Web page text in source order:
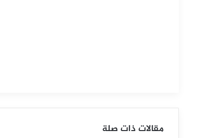
ل
مقالات ذات صلة